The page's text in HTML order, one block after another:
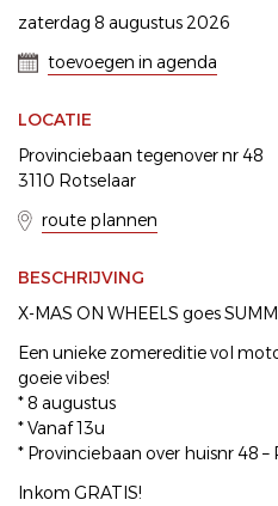
zaterdag 8 augustus 2026
toevoegen in agenda
LOCATIE
Provinciebaan tegenover nr 48
3110 Rotselaar
route plannen
BESCHRIJVING
X-MAS ON WHEELS goes
Een unieke zomereditie vol
goeie vibes!
* 8 augustus
* Vanaf 13u
* Provinciebaan over huisnr 48 –
Inkom GRATIS!